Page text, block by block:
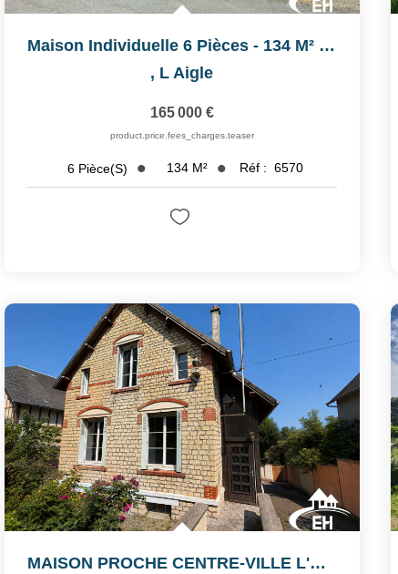
Maison Individuelle 6 Pièces - 134 M² - Terrain 1 020 M²
, L Aigle
165 000 €
product.price.fees_charges.teaser
6 Pièce(s) 134 M² Réf : 6570
MAISON PROCHE CENTRE-VILLE L'AIGLE